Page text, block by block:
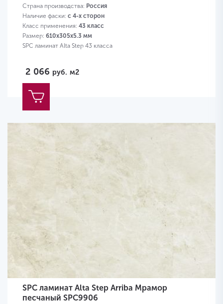
Страна производства: Россия
Наличие фаски: с 4-х сторон
Класс применения: 43 класс
Размер: 610х305х5.3 мм
SPC ламинат Alta Step 43 класса
2 066 руб. м2
SPC ламинат Alta Step Arriba Мрамор
песчаный SPC9906